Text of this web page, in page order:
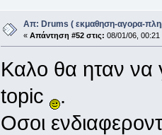
Απ: Drums ( εκμαθηση-αγορα-
« Απάντηση #52 στις: 08/01/06, 00:21
Καλο θα ηταν να
topic
.
Οσοι